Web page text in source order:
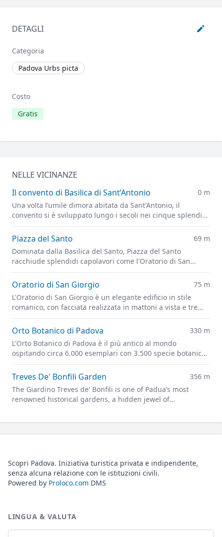
DETAGLI
Categoria
Padova Urbs picta
Costo
Gratis
NELLE VICINANZE
Il convento di Basilica di Sant’Antonio
0 m
Una volta l’umile dimora abitata da Sant'Antonio, il
convento si è sviluppato lungo i secoli nei cinque splendidi
chiostri posti sul lato meridionale della Basilica
Piazza del Santo
69 m
Dominata dalla Basilica del Santo, Piazza del Santo
racchiude splendidi capolavori come l'Oratorio di San
Giorgio, la Scoletta del Santo e il Gattamelata.
Oratorio di San Giorgio
75 m
L'Oratorio di San Giorgio è un elegante edificio in stile
romanico, con facciata realizzata in mattoni a vista e tre
bassorilievi in pietra, tra cui spicca al centro San Giorgio
che uccide il drago.
Orto Botanico di Padova
330 m
L'Orto Botanico di Padova è il più antico al mondo
ospitando circa 6.000 esemplari con 3.500 specie botaniche
e il futuristico Giardino della Biodiversità.
Treves De' Bonfili Garden
356 m
The Giardino Treves de' Bonfili is one of Padua’s most
renowned historical gardens, a hidden jewel of
Scopri Padova. Iniziativa turistica privata e indipendente,
senza alcuna relazione con le istituzioni civili.
Powered by Proloco.com DMS
LINGUA & VALUTA